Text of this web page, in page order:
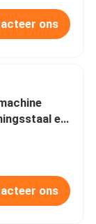
ons
en
ons